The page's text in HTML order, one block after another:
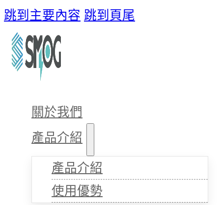
跳到主要內容 跳到頁尾
關於我們
產品介紹
產品介紹
使用優勢